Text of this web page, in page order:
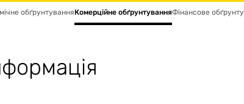
обґрунтуванняКомерційне обґрунтуванняФінансове